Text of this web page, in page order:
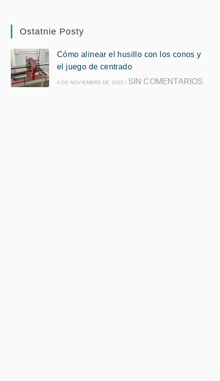
Ostatnie Posty
Cómo alinear el husillo con los conos y
el juego de centrado
4 DE NOVIEMBRE DE 2025 / SIN COMENTARIOS